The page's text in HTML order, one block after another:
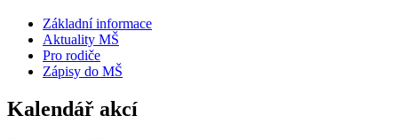
Základní informace
Aktuality MŠ
Pro rodiče
Zápisy do MŠ
Kalendář akcí